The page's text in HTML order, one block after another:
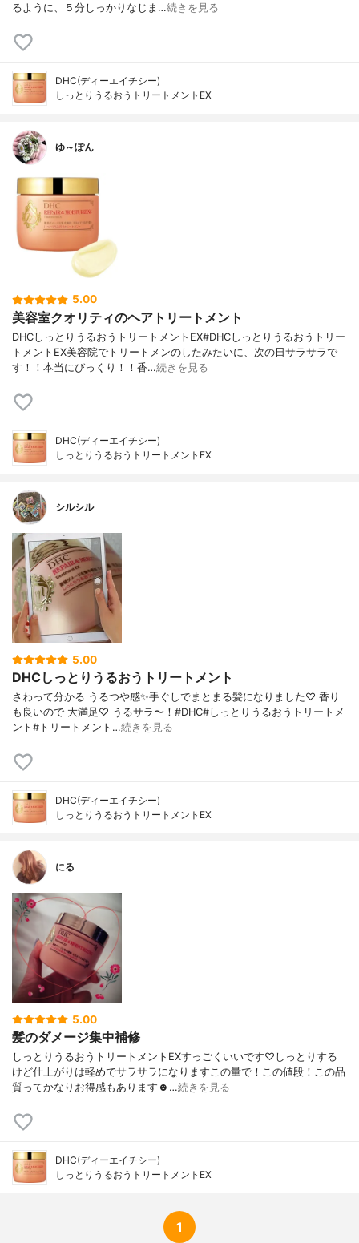
るように、５分しっかりなじま…続きを見る
DHC(ディーエイチシー)
しっとりうるおうトリートメントEX
ゆ～ぽん
5.00
美容室クオリティのヘアトリートメント
DHCしっとりうるおうトリートメントEX#DHCしっとりうるおうトリー
トメントEX美容院でトリートメンのしたみたいに、次の日サラサラで
す！！本当にびっくり！！香…続きを見る
DHC(ディーエイチシー)
しっとりうるおうトリートメントEX
シルシル
5.00
DHCしっとりうるおうトリートメント
さわって分かる うるつや感✨手ぐしでまとまる髪になりました♡ 香り
も良いので 大満足♡ うるサラ〜！#DHC#しっとりうるおうトリートメ
ント#トリートメント…続きを見る
DHC(ディーエイチシー)
しっとりうるおうトリートメントEX
にる
5.00
髪のダメージ集中補修
しっとりうるおうトリートメントEXすっごくいいです♡しっとりする
けど仕上がりは軽めでサラサラになりますこの量で！この値段！この品
質ってかなりお得感もあります☻︎…続きを見る
DHC(ディーエイチシー)
しっとりうるおうトリートメントEX
1